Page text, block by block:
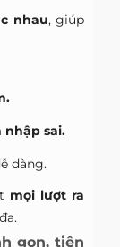
nhau, giúp
nhập sai.
dàng.
mọi lượt ra
gọn, tiện